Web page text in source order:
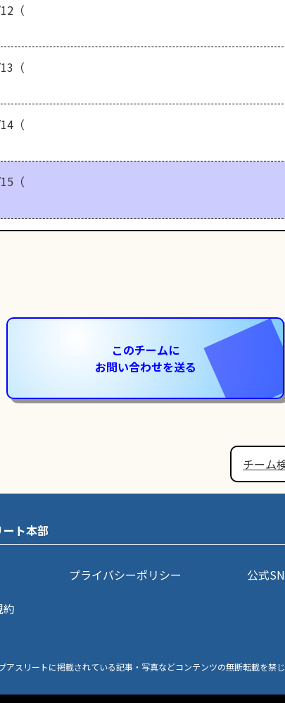
（
（
（
（
このチームに
お問い合わせを送る
チーム
ト本部
プライバシーポリシー
公式
約
アスリートに掲載されている記事・写真などコンテンツの無断転載を禁